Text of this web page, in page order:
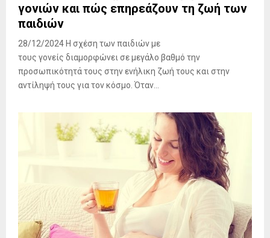
γονιών και πώς επηρεάζουν τη ζωή των
παιδιών
28/12/2024 Η σχέση των παιδιών με
τους γονείς διαμορφώνει σε μεγάλο βαθμό την
προσωπικότητά τους στην ενήλικη ζωή τους και στην
αντίληψή τους για τον κόσμο. Όταν...